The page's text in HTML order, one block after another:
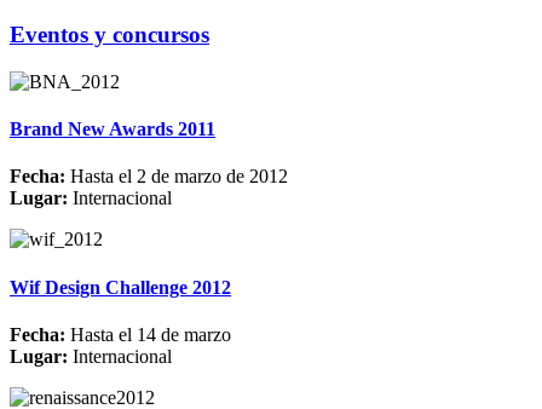
Eventos y concursos
Brand New Awards 2011
Fecha: Hasta el 2 de marzo de 2012
Lugar: Internacional
Wif Design Challenge 2012
Fecha: Hasta el 14 de marzo
Lugar: Internacional